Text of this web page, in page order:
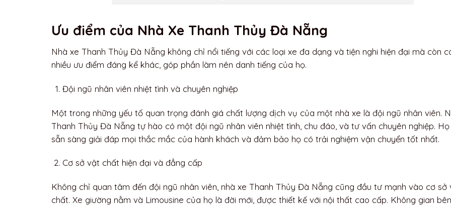
Ưu điểm của Nhà Xe Thanh Thủy Đà Nẵng
Nhà xe Thanh Thủy Đà Nẵng không chỉ nổi tiếng với các loại xe đa dạng và tiện nghi hiện đại mà còn
nhiều ưu điểm đáng kể khác, góp phần làm nên danh tiếng của họ.
Đội ngũ nhân viên nhiệt tình và chuyên nghiệp
Một trong những yếu tố quan trọng đánh giá chất lượng dịch vụ của một nhà xe là đội ngũ nhân viên.
Thanh Thủy Đà Nẵng tự hào có một đội ngũ nhân viên nhiệt tình, chu đáo, và tư vấn chuyên nghiệp. Họ
sẵn sàng giải đáp mọi thắc mắc của hành khách và đảm bảo họ có trải nghiệm vận chuyển tốt nhất.
Cơ sở vật chất hiện đại và đẳng cấp
Không chỉ quan tâm đến đội ngũ nhân viên, nhà xe Thanh Thủy Đà Nẵng cũng đầu tư mạnh vào cơ sở
chất. Xe giường nằm và Limousine của họ là đời mới, được thiết kế với nội thất cao cấp. Không gian bên